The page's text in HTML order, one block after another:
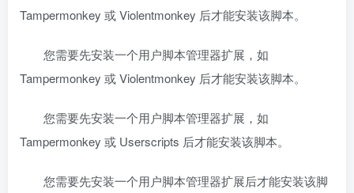
Tampermonkey 或 Violentmonkey 后才能安装该脚本。
您需要先安装一个用户脚本管理器扩展，如
Tampermonkey 或 Violentmonkey 后才能安装该脚本。
您需要先安装一个用户脚本管理器扩展，如
Tampermonkey 或 Userscripts 后才能安装该脚本。
您需要先安装一个用户脚本管理器扩展后才能安装该脚